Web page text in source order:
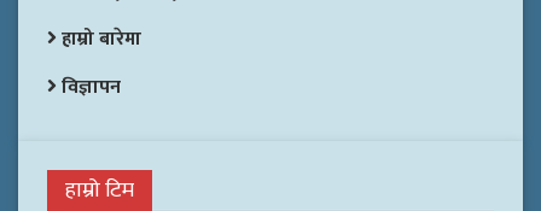
हाम्रो बारेमा
विज्ञापन
हाम्रो टिम